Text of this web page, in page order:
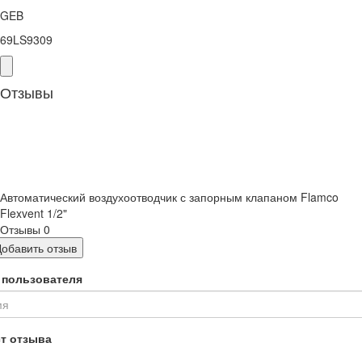
GEB
69LS9309
Отзывы
Автоматический воздухоотводчик с запорным клапаном Flamco
Flexvent 1/2"
Отзывы 0
отзыв
отзыва